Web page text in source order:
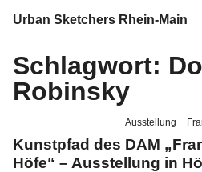
Urban Sketchers Rhein-Main
Home
10 Jahre USk Rhein-Main
Schlagwort:
Robinsky
Ausstellung
Kunstpfad des DAM
Höfe“ – Ausstellung in